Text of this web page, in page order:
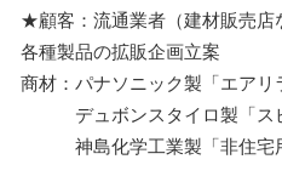
★顧客：流通業者（建材販売店
各種製品の拡販企画立案
商材：パナソニック製「エアリ
デュボンスタイロ製「スピ
神島化学工業製「非住宅